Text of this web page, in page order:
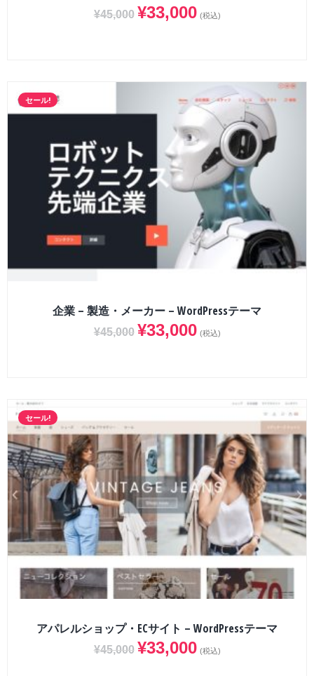
¥45,000 ¥33,000 (税込)
セール!
企業 – 製造・メーカー – WordPressテーマ
¥45,000 ¥33,000 (税込)
セール!
アパレルショップ・ECサイト – WordPressテーマ
¥45,000 ¥33,000 (税込)